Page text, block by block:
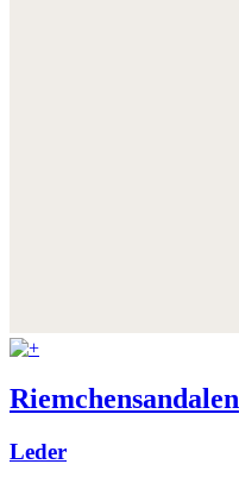
Riemchensandalen
Leder